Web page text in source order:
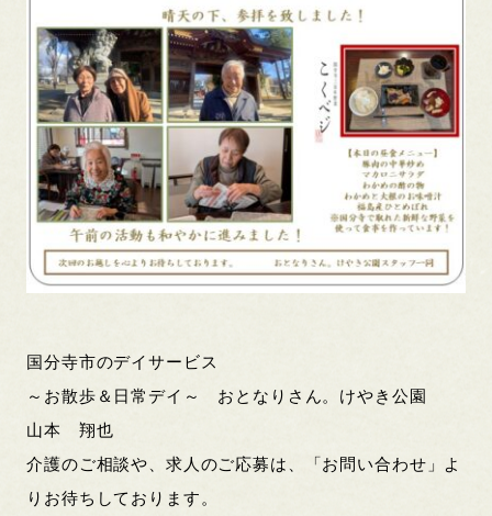
国分寺市のデイサービス
～お散歩＆日常デイ～ おとなりさん。けやき公園
山本 翔也
介護のご相談や、求人のご応募は、「お問い合わせ」よ
りお待ちしております。